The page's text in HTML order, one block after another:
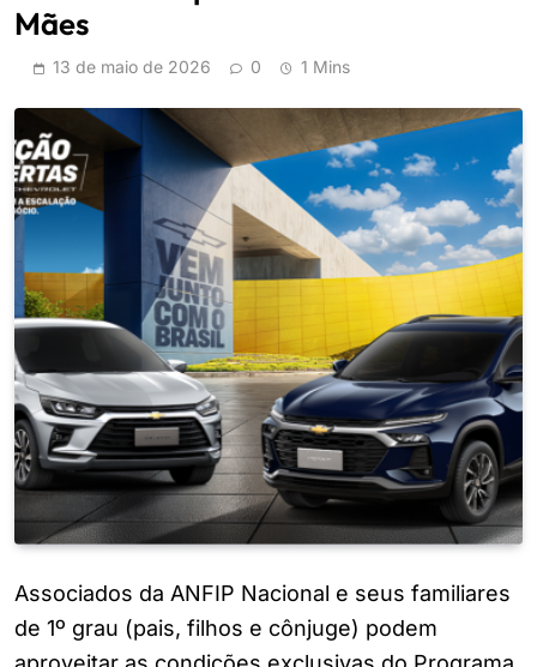
Mães
13 de maio de 2026 0 1 Mins
Associados da ANFIP Nacional e seus familiares
de 1º grau (pais, filhos e cônjuge) podem